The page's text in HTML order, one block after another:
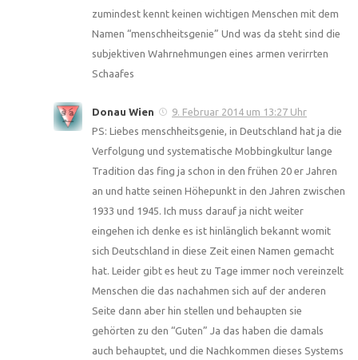
zumindest kennt keinen wichtigen Menschen mit dem
Namen “menschheitsgenie” Und was da steht sind die
subjektiven Wahrnehmungen eines armen verirrten
Schaafes
Donau Wien
9. Februar 2014 um 13:27 Uhr
PS: Liebes menschheitsgenie, in Deutschland hat ja die
Verfolgung und systematische Mobbingkultur lange
Tradition das fing ja schon in den frühen 20 er Jahren
an und hatte seinen Höhepunkt in den Jahren zwischen
1933 und 1945. Ich muss darauf ja nicht weiter
eingehen ich denke es ist hinlänglich bekannt womit
sich Deutschland in diese Zeit einen Namen gemacht
hat. Leider gibt es heut zu Tage immer noch vereinzelt
Menschen die das nachahmen sich auf der anderen
Seite dann aber hin stellen und behaupten sie
gehörten zu den “Guten” Ja das haben die damals
auch behauptet, und die Nachkommen dieses Systems